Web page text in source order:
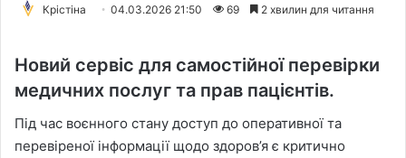
Крістіна 04.03.2026 21:50 69 2 хвилин для читання
Новий сервіс для самостійної перевірки
медичних послуг та прав пацієнтів.
Під час воєнного стану доступ до оперативної та
перевіреної інформації щодо здоров’я є критично